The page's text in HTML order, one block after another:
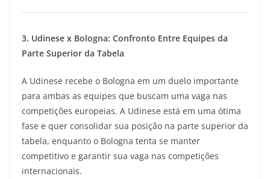
3. Udinese x Bologna: Confronto Entre Equipes da
Parte Superior da Tabela
A Udinese recebe o Bologna em um duelo importante
para ambas as equipes que buscam uma vaga nas
competições europeias. A Udinese está em uma ótima
fase e quer consolidar sua posição na parte superior da
tabela, enquanto o Bologna tenta se manter
competitivo e garantir sua vaga nas competições
internacionais.